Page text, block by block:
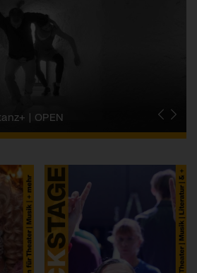
| Tanzfestival Steps
| OPEN